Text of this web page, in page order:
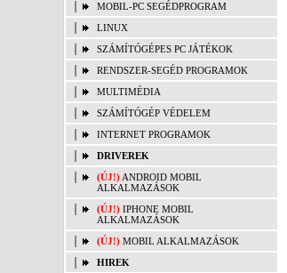
MOBIL-PC SEGÉDPROGRAM
LINUX
SZÁMÍTÓGÉPES PC JÁTÉKOK
RENDSZER-SEGÉD PROGRAMOK
MULTIMÉDIA
SZÁMÍTÓGÉP VÉDELEM
INTERNET PROGRAMOK
DRIVEREK
(ÚJ!) ANDROID MOBIL
ALKALMAZÁSOK
(ÚJ!) IPHONE MOBIL
ALKALMAZÁSOK
(ÚJ!) MOBIL ALKALMAZÁSOK
HIREK